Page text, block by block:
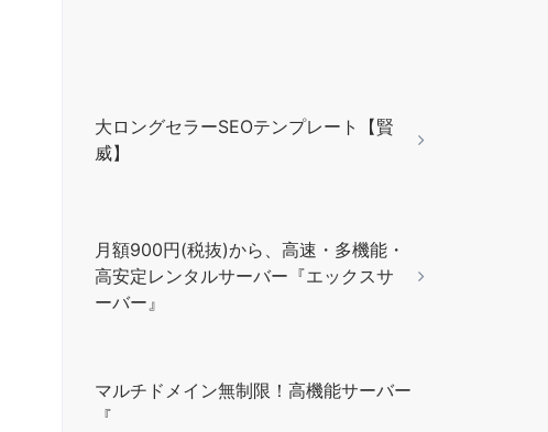
大ロングセラーSEOテンプレート【賢
威】
月額900円(税抜)から、高速・多機能・
高安定レンタルサーバー『エックスサ
ーバー』
マルチドメイン無制限！高機能サーバー
『